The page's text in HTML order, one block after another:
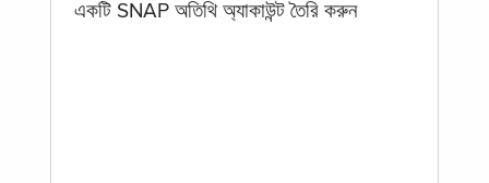
একটি SNAP অতিথি অ্যাকাউন্ট তৈরি করুন